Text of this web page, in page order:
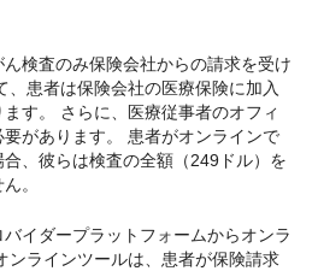
検査のみ保険会社からの請求を受け
、患者は保険会社の医療保険に加入
す。 さらに、医療従事者のオフィ
があります。 患者がオンラインで
、彼らは検査の全額（249ドル）を
。
イダープラットフォームからオンラ
ンラインツールは、患者が保険請求